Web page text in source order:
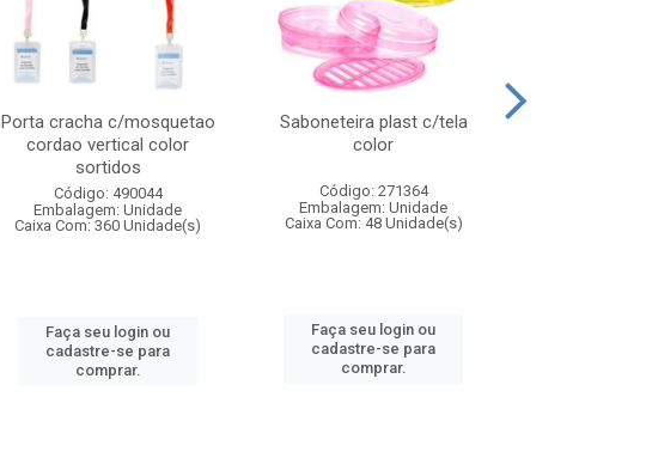
Porta cracha c/mosquetao
cordao vertical color
sortidos
Código: 490044
Embalagem: Unidade
Caixa Com: 360 Unidade(s)
Faça seu login ou
cadastre-se para
comprar.
Saboneteira plast c/tela
color
Código: 271364
Embalagem: Unidade
Caixa Com: 48 Unidade(s)
Faça seu login ou
cadastre-se para
comprar.